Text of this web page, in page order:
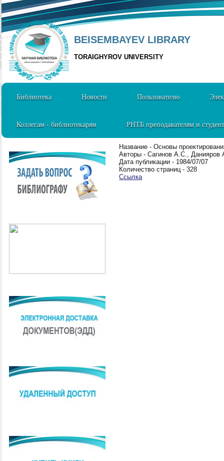
BEISEMBAYEV LIBRARY
TORAIGHYROV UNIVERSITY
Библиотека Новости Пользователю
Коллегам - библиотекарям РНТБ преподавателям и
Название - Основы
Авторы - Сагинов А.С.,
Дата публикации - 1984/07/07
Количество страниц - 328
Ссылка